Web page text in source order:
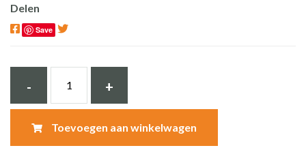
Delen
Save
- +
Toevoegen aan winkelwagen